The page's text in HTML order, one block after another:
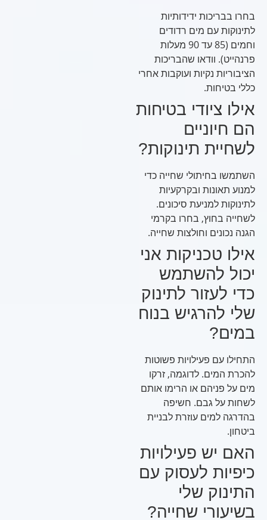
בחרו בבריכות ידידותיות
לתינוקות עם מים רדודים
וחמים (85 עד 90 מעלות
פרנהייט). וודאו שהבריכות
הציבוריות נקיות ועוקבות אחרי
כללי בטיחות.
אילו ציודי בטיחות
הם חיוניים
לשחיית תינוקות?
השתמשו בחיתולי שחייה כדי
למנוע תאונות ובקרקעיות
לתינוקות למניעת סיכונים.
לשחייה בחוץ, בחרו בקרמי
הגנה נכונים וחולצות שחייה.
אילו טכניקות אני
יכול להשתמש
כדי לעזור לתינוק
שלי להרגיש בנוח
במים?
התחילו עם פעילויות פשוטות
להכרת המים. לדוגמה, זרקו
מים על פניהם או הרימו אותם
לשחות על גבם. חשיפה
בהדרגה למים עוזרת לבניית
ביטחון.
האם יש פעילויות
כיפיות לעסוק עם
התינוק שלי
בשיעורי שחייה?